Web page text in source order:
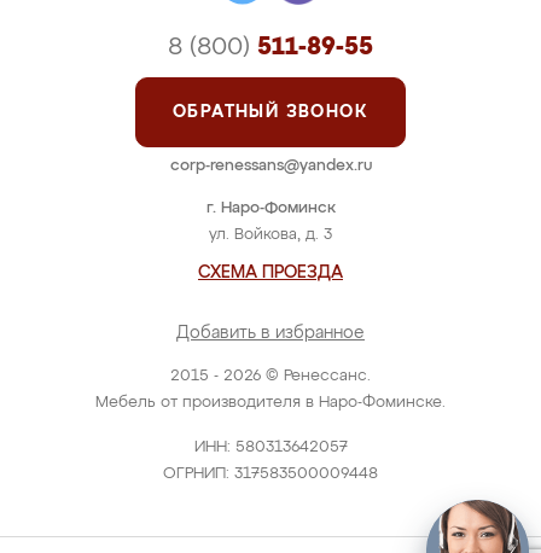
2015 - 2026 © Ренессанс.
Мебель от производителя в Наро-Фоминске.
ИНН: 580313642057
ОГРНИП: 317583500009448
г. Наро-Фоминск
ул. Войкова, д. 3
СХЕМА ПРОЕЗДА
Добавить в избранное
8 (800) 511-89-55
ОБРАТНЫЙ ЗВОНОК
corp-renessans@yandex.ru